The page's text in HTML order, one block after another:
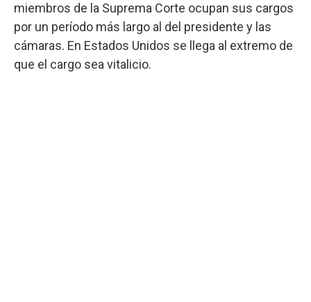
miembros de la Suprema Corte ocupan sus cargos
por un período más largo al del presidente y las
cámaras. En Estados Unidos se llega al extremo de
que el cargo sea vitalicio.